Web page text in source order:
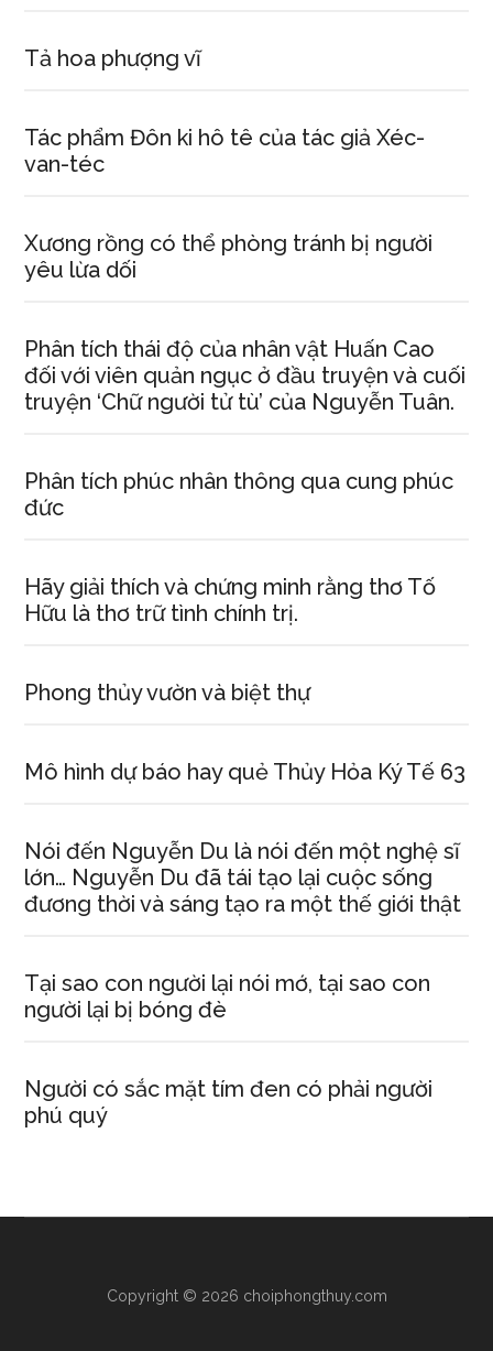
Tả hoa phượng vĩ
Tác phẩm Đôn ki hô tê của tác giả Xéc-
van-téc
Xương rồng có thể phòng tránh bị người
yêu lừa dối
Phân tích thái độ của nhân vật Huấn Cao
đối với viên quản ngục ở đầu truyện và cuối
truyện ‘Chữ người tử tù’ của Nguyễn Tuân.
Phân tích phúc nhân thông qua cung phúc
đức
Hãy giải thích và chứng minh rằng thơ Tố
Hữu là thơ trữ tình chính trị.
Phong thủy vườn và biệt thự
Mô hình dự báo hay quẻ Thủy Hỏa Ký Tế 63
Nói đến Nguyễn Du là nói đến một nghệ sĩ
lớn… Nguyễn Du đã tái tạo lại cuộc sống
đương thời và sáng tạo ra một thế giới thật
Tại sao con người lại nói mớ, tại sao con
người lại bị bóng đè
Người có sắc mặt tím đen có phải người
phú quý
Copyright © 2026 choiphongthuy.com